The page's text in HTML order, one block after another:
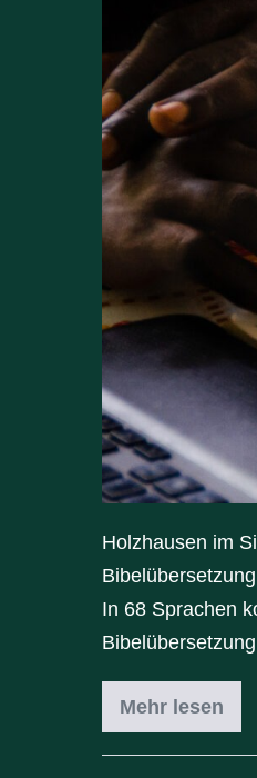
Holzhausen im
In 68 Sprachen
Mehr lesen